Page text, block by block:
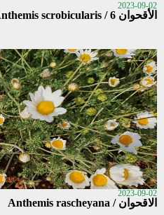
2023-09-02
الأقحوان 6 / Anthemis scrobicularis
2023-09-02
الاقحوان / Anthemis rascheyana